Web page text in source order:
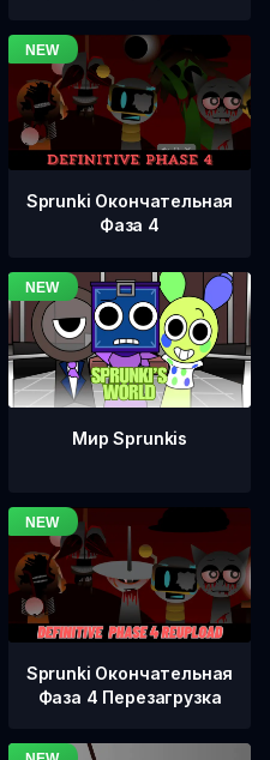
Sprunki Окончательная
Фаза 4
Мир Sprunkis
Sprunki Окончательная
Фаза 4 Перезагрузка